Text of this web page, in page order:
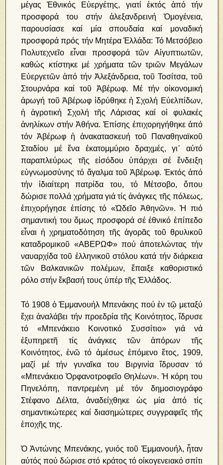
μέγας Ἐθνικός Εὐεργέτης, γιατί ἐκτός ἀπό τήν
προσφορά του στήν ἀλεξανδρεινή Ὁμογένεια,
παρουσίασε καί μία σπουδαία καί μοναδική
προσφορά πρός τήν Μητέρα Ἑλλάδα: Τό Μετσόβειο
Πολυτεχνεῖο εἶναι προσφορά τῶν Αἰγυπτιωτῶν,
καθώς κτίστηκε μέ χρήματα τῶν τριῶν Μεγάλων
Εὐεργετῶν ἀπό τήν Ἀλεξάνδρεια, τοῦ Τοσίτσα, τοῦ
Στουρνάρα καί τοῦ Ἀβέρωφ. Μέ τήν οἰκονομική
ἀρωγή τοῦ Ἀβέρωφ ἱδρύθηκε ἡ Σχολή Εὐελπίδων,
ἡ ἀγροτική Σχολή τῆς Λάρισας καί οἱ φυλακές
ἀνηλίκων στήν Ἀθήνα. Ἐπίσης ἐπιχορηγήθηκε ἀπό
τόν Ἀβέρωφ ἡ ἀνακατασκευή τοῦ Παναθηναϊκοῦ
Σταδίου μέ ἕνα ἑκατομμύριο δραχμές, γι᾿ αὐτό
παραπλεύρως τῆς εἰσόδου ὑπάρχει σέ ἔνδειξη
εὐγνωμοσύνης τό ἄγαλμα τοῦ Ἀβέρωφ. Ἐκτός ἀπό
τήν ἰδιαίτερη πατρίδα του, τό Μέτσοβο, ὅπου
δώρισε πολλά χρήματα γιά τίς ἀνάγκες τῆς πόλεως,
ἐπιχορήγησε ἐπίσης τό «Ὠδεῖο Ἀθηνῶν». Ἡ πιό
σημαντική του ὅμως προσφορά σέ ἐθνικό ἐπίπεδο
εἶναι ἡ χρηματοδότηση τῆς ἀγορᾶς τοῦ θρυλικοῦ
καταδρομικοῦ «ΑΒΕΡΩΦ» πού ἀποτελώντας τήν
ναυαρχίδα τοῦ ἑλληνικοῦ στόλου κατά τήν διάρκεια
τῶν Βαλκανικῶν πολέμων, ἔπαιξε καθοριστικό
ρόλο στήν ἔκβασή τους ὑπέρ τῆς Ἑλλάδος.
Τό 1908 ὁ Ἐμμανουήλ Μπενάκης πού ἐν τῷ μεταξύ
ἔχει ἀναλάβει τήν προεδρία τῆς Κοινότητος, ἵδρυσε
τό «Μπενάκειο Κοινοτικό Συσσίτιο» γιά νά
ἐξυπηρετῆ τίς ἀνάγκες τῶν ἀπόρων τῆς
Κοινότητος, ἐνῶ τό ἀμέσως ἑπόμενο ἔτος, 1909,
μαζί μέ τήν γυναῖκα του Βιργινία ἵδρυσαν τό
«Μπενάκειο Ὀρφανοτροφεῖο Θηλέων». Ἡ κόρη του
Πηνελόπη, παντρεμένη μέ τόν δημοσιογράφο
Στέφανο Δέλτα, ἀναδείχθηκε ὡς μία ἀπό τίς
σημαντικώτερες καί διασημώτερες συγγραφεῖς τῆς
ἐποχῆς της.
Ὁ Ἀντώνης Μπενάκης, γυιός τοῦ Ἐμμανουήλ, ἦταν
αὐτός πού δώρισε στό κράτος τό οἰκογενειακό σπίτι